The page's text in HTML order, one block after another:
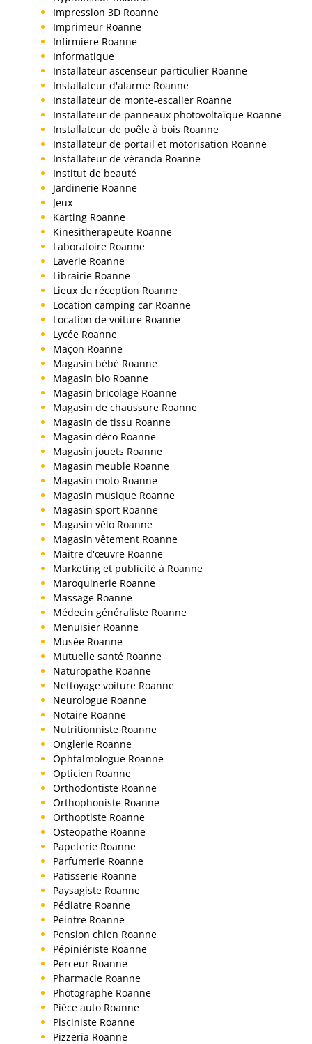
Impression 3D Roanne
Imprimeur Roanne
Infirmiere Roanne
Informatique
Installateur ascenseur particulier Roanne
Installateur d'alarme Roanne
Installateur de monte-escalier Roanne
Installateur de panneaux photovoltaïque Roanne
Installateur de poêle à bois Roanne
Installateur de portail et motorisation Roanne
Installateur de véranda Roanne
Institut de beauté
Jardinerie Roanne
Jeux
Karting Roanne
Kinesitherapeute Roanne
Laboratoire Roanne
Laverie Roanne
Librairie Roanne
Lieux de réception Roanne
Location camping car Roanne
Location de voiture Roanne
Lycée Roanne
Maçon Roanne
Magasin bébé Roanne
Magasin bio Roanne
Magasin bricolage Roanne
Magasin de chaussure Roanne
Magasin de tissu Roanne
Magasin déco Roanne
Magasin jouets Roanne
Magasin meuble Roanne
Magasin moto Roanne
Magasin musique Roanne
Magasin sport Roanne
Magasin vélo Roanne
Magasin vêtement Roanne
Maitre d'œuvre Roanne
Marketing et publicité à Roanne
Maroquinerie Roanne
Massage Roanne
Médecin généraliste Roanne
Menuisier Roanne
Musée Roanne
Mutuelle santé Roanne
Naturopathe Roanne
Nettoyage voiture Roanne
Neurologue Roanne
Notaire Roanne
Nutritionniste Roanne
Onglerie Roanne
Ophtalmologue Roanne
Opticien Roanne
Orthodontiste Roanne
Orthophoniste Roanne
Orthoptiste Roanne
Osteopathe Roanne
Papeterie Roanne
Parfumerie Roanne
Patisserie Roanne
Paysagiste Roanne
Pédiatre Roanne
Peintre Roanne
Pension chien Roanne
Pépiniériste Roanne
Perceur Roanne
Pharmacie Roanne
Photographe Roanne
Pièce auto Roanne
Pisciniste Roanne
Pizzeria Roanne